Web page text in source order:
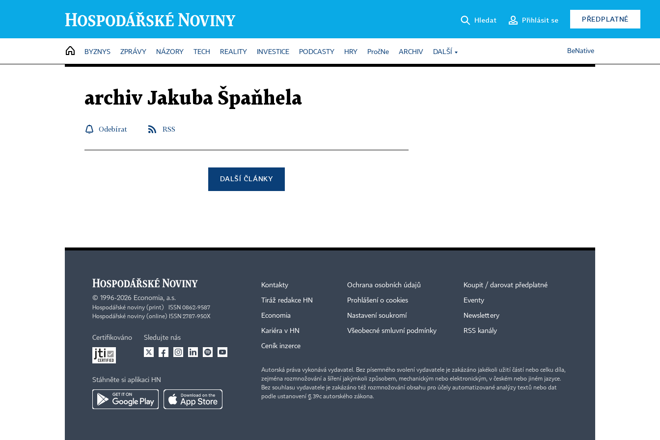
Hledat Přihlásit se PŘEDPLATNÉ
HOME
BYZNYS ZPRÁVY NÁZORY TECH REALITY INVESTICE PODCASTY HRY PročNe ARCHIV DALŠÍ BeNative
archiv Jakuba Špaňhela
Odebírat RSS
DALŠÍ ČLÁNKY
© 1996-2026 Economia, a.s.
Hospodářské noviny (print) ISSN 0862-9587
Hospodářské noviny (online) ISSN 2787-950X
Certifikováno Sledujte nás
Stáhněte si aplikaci HN
Kontakty
Tiráž redakce HN
Economia
Kariéra v HN
Ceník inzerce
Ochrana osobních údajů
Prohlášení o cookies
Nastavení soukromí
Všeobecné smluvní podmínky
Koupit / darovat předplatné
Eventy
Newslettery
RSS kanály
Autorská práva vykonává vydavatel. Bez písemného svolení vydavatele je zakázáno jakékoli užití částí nebo celku díla,
zejména rozmnožování a šíření jakýmkoli způsobem, mechanickým nebo elektronickým, v českém nebo jiném jazyce.
Bez souhlasu vydavatele je zakázáno též rozmnožování obsahu pro účely automatizované analýzy textů nebo dat
podle ustanovení § 39c autorského zákona.